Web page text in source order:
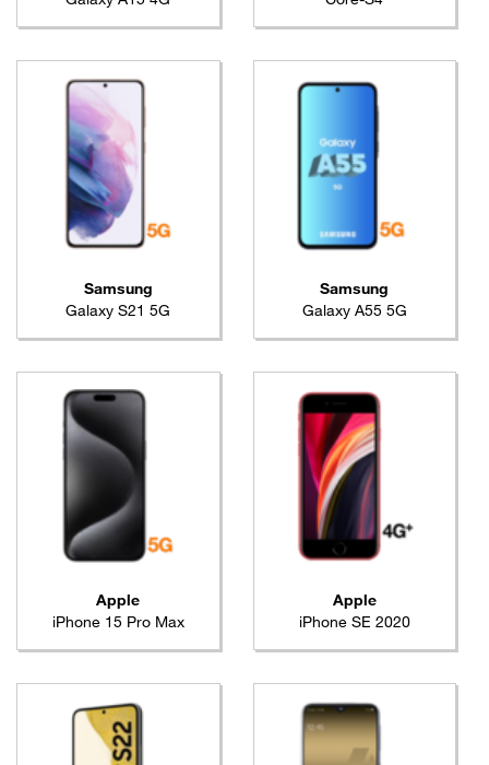
Samsung
Galaxy S21 5G
Samsung
Galaxy A55 5G
Apple
iPhone 15 Pro Max
Apple
iPhone SE 2020